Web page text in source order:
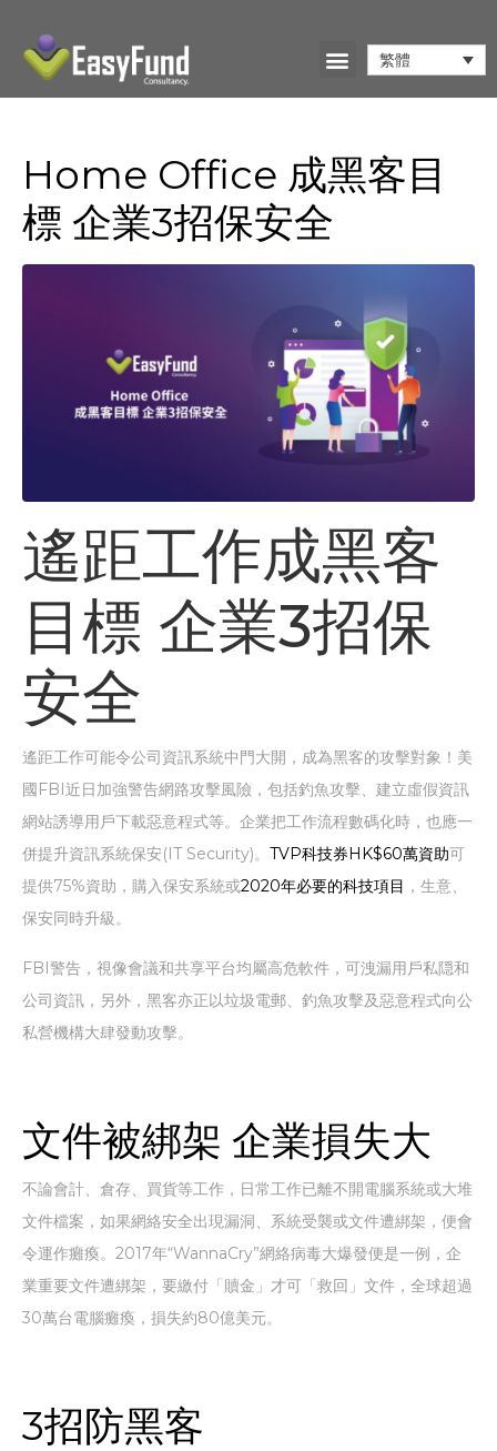
繁體
Home Office 成黑客目
標 企業3招保安全
遙距工作成黑客
目標 企業3招保
安全
遙距工作可能令公司資訊系統中門大開，成為黑客的攻擊對象！美
國FBI近日加強警告網路攻擊風險，包括釣魚攻擊、建立虛假資訊
網站誘導用戶下載惡意程式等。企業把工作流程數碼化時，也應一
併提升資訊系統保安(IT Security)。 TVP科技券HK$60萬資助可
提供75%資助，購入保安系統或2020年必要的科技項目 ，生意、
保安同時升級。
FBI警告，視像會議和共享平台均屬高危軟件，可洩漏用戶私隠和
公司資訊，另外，黑客亦正以垃圾電郵、釣魚攻擊及惡意程式向公
私營機構大肆發動攻擊。
文件被綁架 企業損失大
不論會計、倉存、買貨等工作，日常工作已離不開電腦系統或大堆
文件檔案，如果網絡安全出現漏洞、系統受襲或文件遭綁架，便會
令運作癱瘓。2017年“WannaCry”網絡病毒大爆發便是一例，企
業重要文件遭綁架，要繳付「贖金」才可「救回」文件，全球超過
30萬台電腦癱瘓，損失約80億美元。
3招防黑客